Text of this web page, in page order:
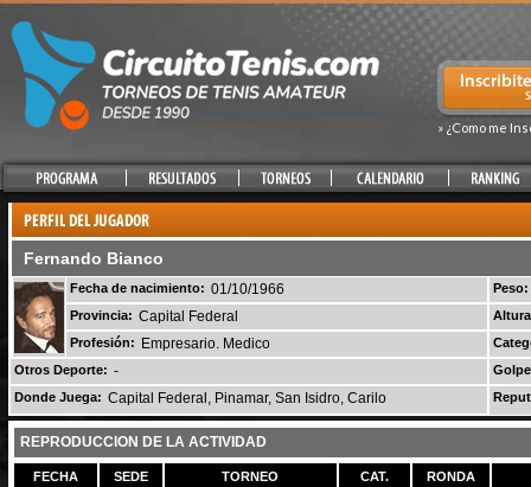
» ¿Como me
Fernando Bianco
Fecha de nacimiento: 01/10/1966
Peso:
Provincia: Capital Federal
Profesión:
Empresario. Medico
Otros Deporte: -
Donde Juega: Capital Federal, Pinamar, San Isidro, Carilo
REPRODUCCION DE LA ACTIVIDAD
FECHA SEDE TORNEO CAT. RONDA